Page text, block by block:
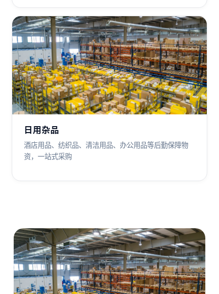
日用杂品
酒店用品、纺织品、清洁用品、办公用品等后勤保障物
资，一站式采购